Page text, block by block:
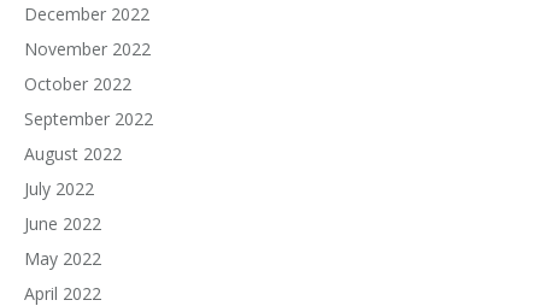
December 2022
November 2022
October 2022
September 2022
August 2022
July 2022
June 2022
May 2022
April 2022